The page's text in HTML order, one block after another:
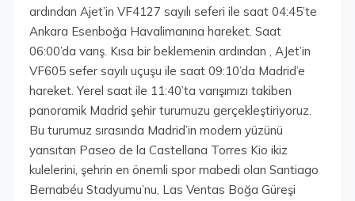
ardından Ajet’in VF4127 sayılı seferi ile saat 04:45’te
Ankara Esenboğa Havalimanına hareket. Saat
06:00’da varış. Kısa bir beklemenin ardından , AJet’in
VF605 sefer sayılı uçuşu ile saat 09:10’da Madrid’e
hareket. Yerel saat ile 11:40’ta varışımızı takiben
panoramik Madrid şehir turumuzu gerçekleştiriyoruz.
Bu turumuz sırasında Madrid’in modern yüzünü
yansıtan Paseo de la Castellana Torres Kio ikiz
kulelerini, şehrin en önemli spor mabedi olan Santiago
Bernabéu Stadyumu’nu, Las Ventas Boğa Güreşi